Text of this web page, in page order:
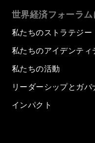
世界経済フォーラム
私たちのストラテジー
私たちのアイデンティ
私たちの活動
リーダーシップとガバ
インパクト